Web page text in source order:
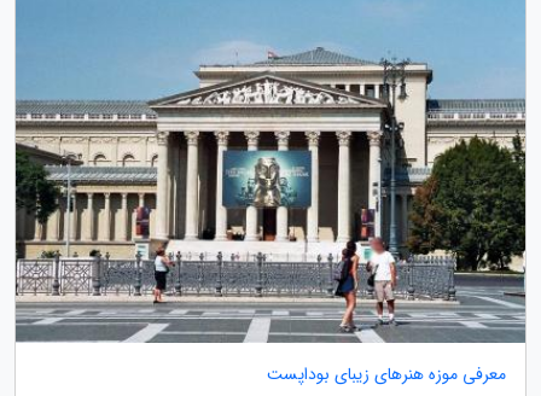
معرفی موزه هنرهای زیبای بوداپست